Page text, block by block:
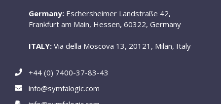
Germany: Eschersheimer Landstraße 42,
Frankfurt am Main, Hessen, 60322, Germany
ITALY: Via della Moscova 13, 20121, Milan, Italy
+44 (0) 7400-37-83-43
info@symfalogic.com